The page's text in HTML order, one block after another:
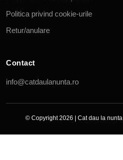
Politica privind cookie-urile
Retur/anulare
Contact
info@catdaulanunta.ro
© Copyright 2026 | Cat dau la nunta